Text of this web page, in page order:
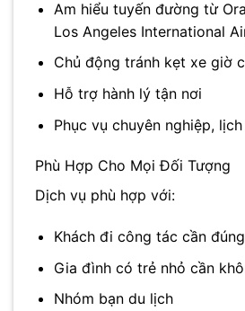
Am hiểu tuyến đường từ
Los Angeles International
Chủ động tránh kẹt xe giờ
Hỗ trợ hành lý tận nơi
Phục vụ chuyên nghiệp,
Phù Hợp Cho Mọi Đối Tượng
Dịch vụ phù hợp với:
Khách đi công tác cần
Gia đình có trẻ nhỏ cần
Nhóm bạn du lịch